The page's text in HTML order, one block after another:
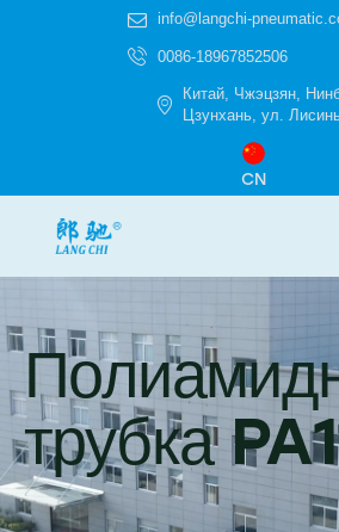
info@langchi-
0086-18967852506
Китай, Чжэцзян,
Цзунхань, ул.
CN
трубка